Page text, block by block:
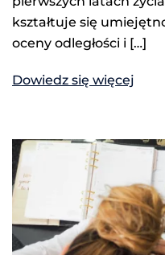
kształtuje się
oceny odległości i […]
Dowiedz się więcej